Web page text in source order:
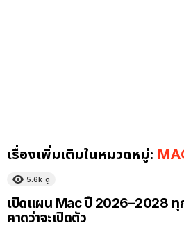
เรื่องเพิ่มเติมในหมวดหมู่:
5.6k ดู
เปิดแผน Mac ปี 2026–2028 ทุ
คาดว่าจะเปิดตัว